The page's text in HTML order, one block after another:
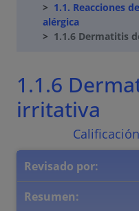
1.1. Reacciones
alérgica
1.1.6 Dermatitis
1.1.6 Dermatitis de contacto
irritativa
Revisado por:
Resumen: